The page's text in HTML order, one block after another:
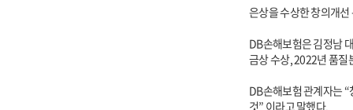
은상을 수상한 창의개
DB손해보험은 김정남
금상 수상, 2022년 품질
DB손해보험 관계자는
것” 이라고 말했다.